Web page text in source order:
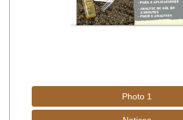
Photo 1